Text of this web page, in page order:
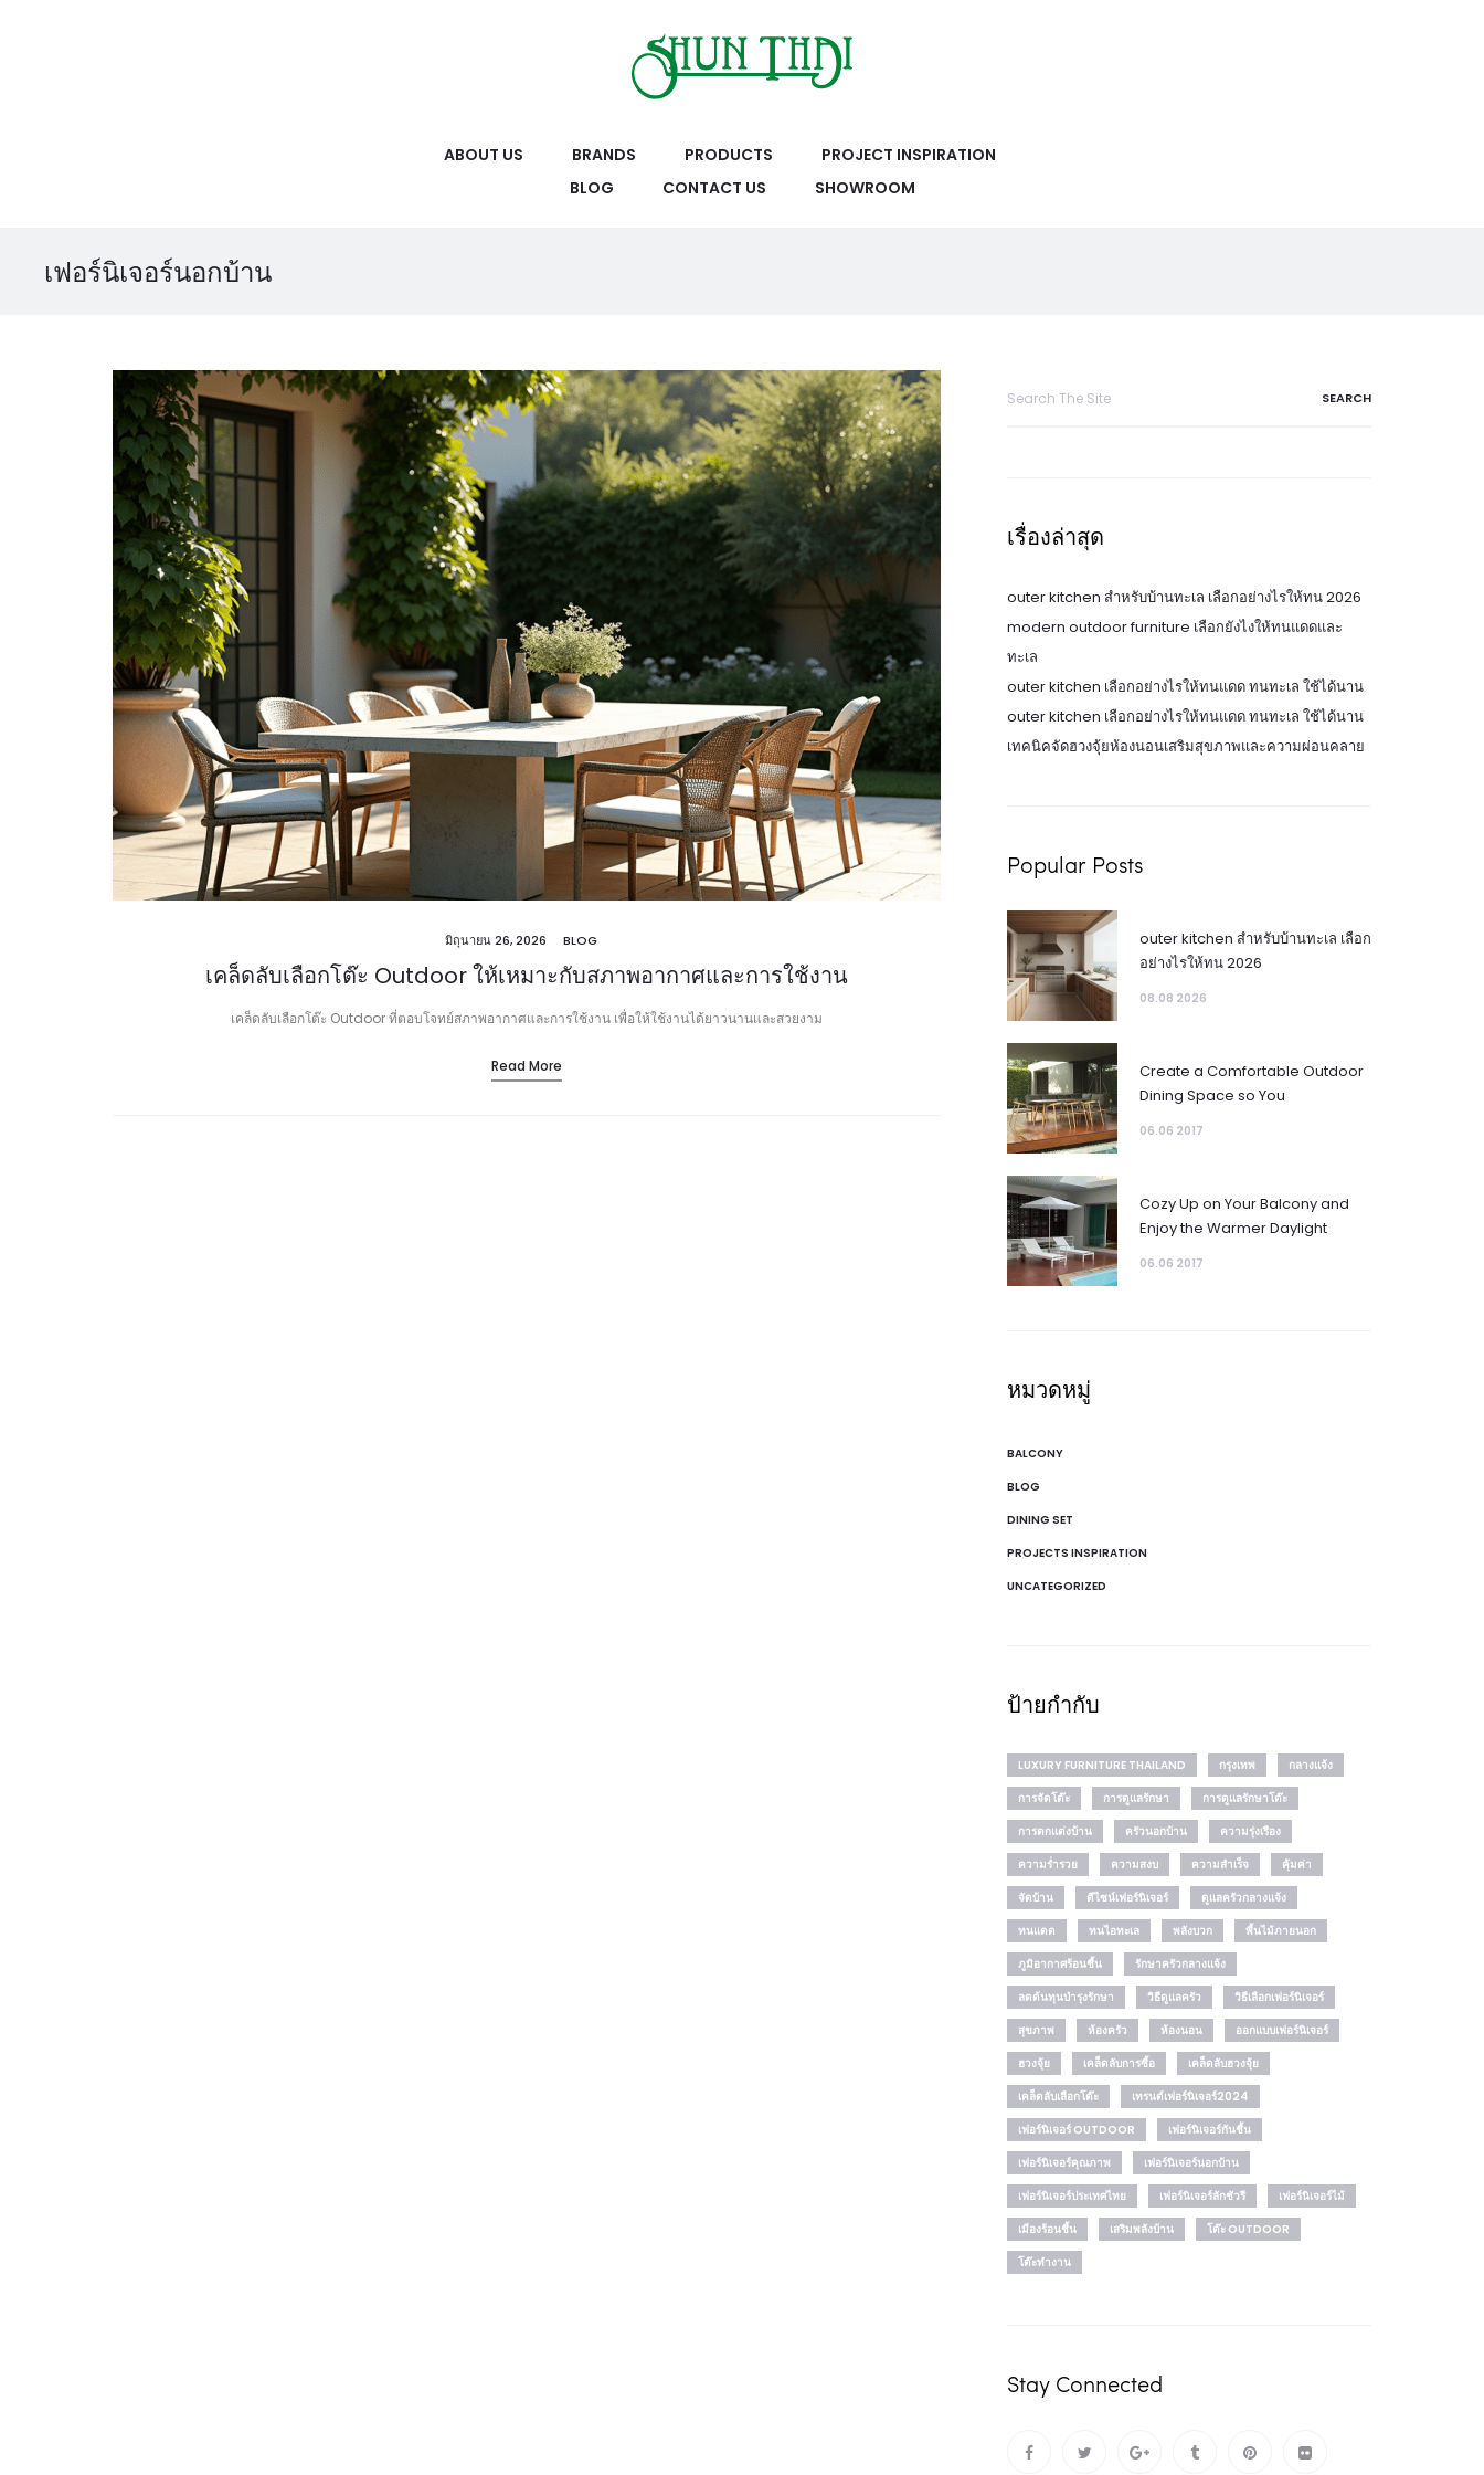
ABOUT US BRANDS PRODUCTS
PROJECT INSPIRATION
BLOG
CONTACT US SHOWROOM
เฟอร์นิเจอร์นอกบ้าน
มิถุนายน 26, 2026 BLOG
เคล็ดลับเลือกโต๊ะ Outdoor ให้เหมาะกับสภาพอากาศและการใช้งาน
เคล็ดลับเลือกโต๊ะ Outdoor ที่ตอบโจทย์สภาพอากาศและการใช้งาน เพื่อให้ใช้งานได้ยาวนานและสวยงาม
Read More
เรื่องล่าสุด
outer kitchen สำหรับบ้านทะเล เลือกอย่างไรให้ทน 2026
modern outdoor furniture เลือกยังไงให้ทนแดดและ
ทะเล
outer kitchen เลือกอย่างไรให้ทนแดด ทนทะเล ใช้ได้นาน
outer kitchen เลือกอย่างไรให้ทนแดด ทนทะเล ใช้ได้นาน
เทคนิคจัดฮวงจุ้ยห้องนอนเสริมสุขภาพและความผ่อนคลาย
Popular Posts
outer kitchen สำหรับบ้านทะเล เลือก
อย่างไรให้ทน 2026
08.08 2026
Create a Comfortable Outdoor
Dining Space so You
06.06 2017
Cozy Up on Your Balcony and
Enjoy the Warmer Daylight
06.06 2017
หมวดหมู่
BALCONY
BLOG
DINING SET
PROJECTS INSPIRATION
UNCATEGORIZED
ป้ายกำกับ
LUXURY FURNITURE THAILAND กรุงเทพ
กลางแจ้ง
การจัดโต๊ะ
การดูแลรักษา
การดูแลรักษาโต๊ะ
การตกแต่งบ้าน
ครัวนอกบ้าน
ความรุ่งเรือง
ความร่ำรวย
ความสงบ ความสำเร็จ
คุ้มค่า
จัดบ้าน
ดีไซน์เฟอร์นิเจอร์
ดูแลครัวกลางแจ้ง
ทนแดด
ทนไอทะเล พลังบวก
พื้นไม้ภายนอก
ภูมิอากาศร้อนชื้น
รักษาครัวกลางแจ้ง
ลดต้นทุนบำรุงรักษา
วิธีดูแลครัว
วิธีเลือกเฟอร์นิเจอร์
สุขภาพ
ห้องครัว ห้องนอน
ออกแบบเฟอร์นิเจอร์
ฮวงจุ้ย
เคล็ดลับการซื้อ
เคล็ดลับฮวงจุ้ย
เคล็ดลับเลือกโต๊ะ
เทรนด์เฟอร์นิเจอร์2024
เฟอร์นิเจอร์ OUTDOOR
เฟอร์นิเจอร์กันชื้น
เฟอร์นิเจอร์คุณภาพ
เฟอร์นิเจอร์นอกบ้าน
เฟอร์นิเจอร์ประเทศไทย
เฟอร์นิเจอร์ลักชัวรี
เฟอร์นิเจอร์ไม้
เมืองร้อนชื้น
เสริมพลังบ้าน
โต๊ะ OUTDOOR
โต๊ะทำงาน
Stay Connected